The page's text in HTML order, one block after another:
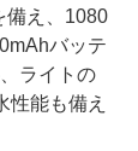
え、1080
バッテ
ライトの
性能も備え